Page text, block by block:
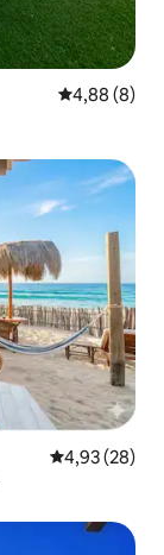
Gemiddelde
4,88 (8)
Gemiddelde
4,93 (28)